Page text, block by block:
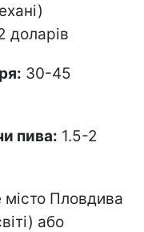
доларів
30-45
пива: 1.5-2
місто Пловдива
або